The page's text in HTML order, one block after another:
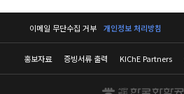
이메일 무단수집 거부 개인정보 처리방침
홍보자료 증빙서류 출력 KIChE Partners